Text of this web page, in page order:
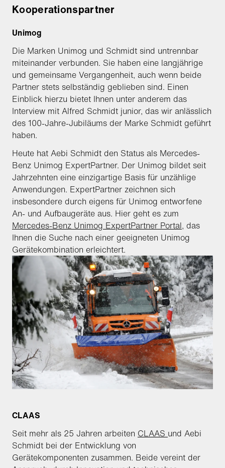
Kooperationspartner
Unimog
Die Marken Unimog und Schmidt sind untrennbar
miteinander verbunden. Sie haben eine langjährige
und gemeinsame Vergangenheit, auch wenn beide
Partner stets selbständig geblieben sind. Einen
Einblick hierzu bietet Ihnen unter anderem das
Interview mit Alfred Schmidt junior, das wir anlässlich
des 100-Jahre-Jubiläums der Marke Schmidt geführt
haben.
Heute hat Aebi Schmidt den Status als Mercedes-
Benz Unimog ExpertPartner. Der Unimog bildet seit
Jahrzehnten eine einzigartige Basis für unzählige
Anwendungen. ExpertPartner zeichnen sich
insbesondere durch eigens für Unimog entworfene
An- und Aufbaugeräte aus. Hier geht es zum
Mercedes-Benz Unimog ExpertPartner Portal, das
Ihnen die Suche nach einer geeigneten Unimog
Gerätekombination erleichtert.
CLAAS
Seit mehr als 25 Jahren arbeiten CLAAS und Aebi
Schmidt bei der Entwicklung von
Gerätekomponenten zusammen. Beide vereint der